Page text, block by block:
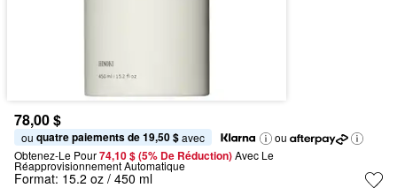
78,00 $
ou quatre paiements de 19,50 $ avec
ou
Obtenez-Le Pour74,10 $ (5% De Réduction) Avec Le
Réapprovisionnement Automatique
Format: 15.2 oz / 450 ml